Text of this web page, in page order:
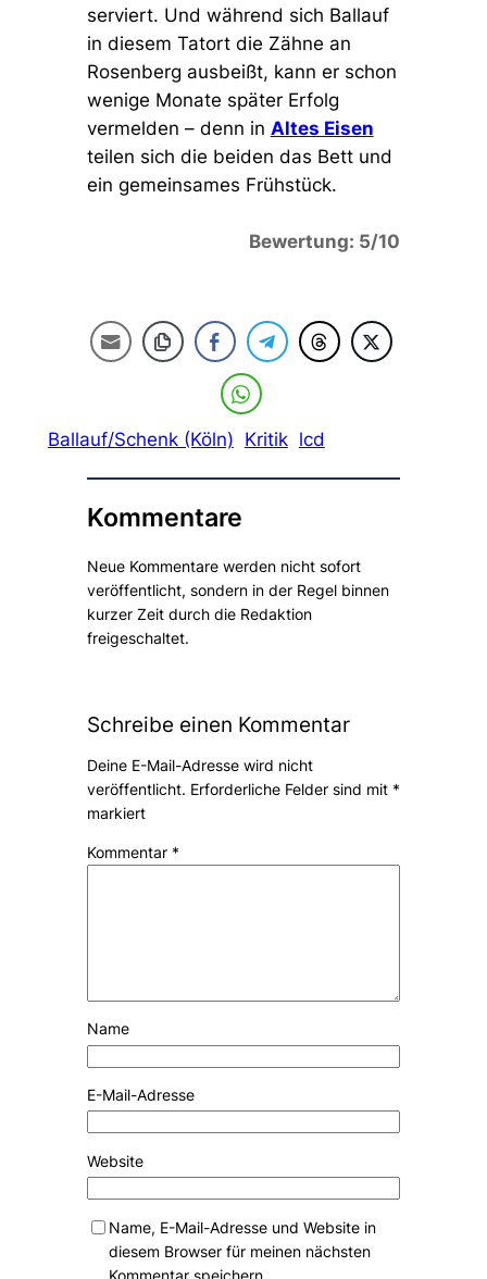
serviert. Und während sich Ballauf
in diesem Tatort die Zähne an
Rosenberg ausbeißt, kann er schon
wenige Monate später Erfolg
vermelden – denn in Altes Eisen
teilen sich die beiden das Bett und
ein gemeinsames Frühstück.
Bewertung: 5/10
Ballauf/Schenk (Köln) Kritik lcd
Kommentare
Neue Kommentare werden nicht sofort
veröffentlicht, sondern in der Regel binnen
kurzer Zeit durch die Redaktion
freigeschaltet.
Schreibe einen Kommentar
Deine E-Mail-Adresse wird nicht
veröffentlicht. Erforderliche Felder sind mit *
markiert
Kommentar *
Name
E-Mail-Adresse
Website
Name, E-Mail-Adresse und Website in
diesem Browser für meinen nächsten
Kommentar speichern.